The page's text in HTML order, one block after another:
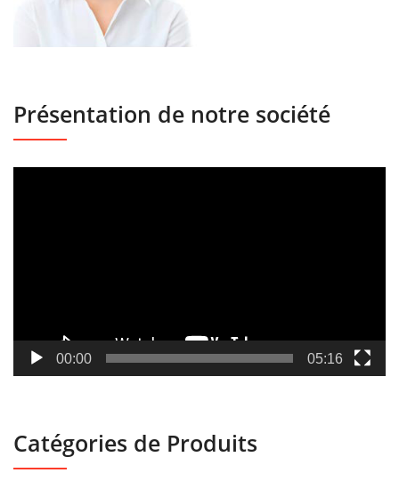
Présentation de notre société
00:00 05:16
Catégories de Produits